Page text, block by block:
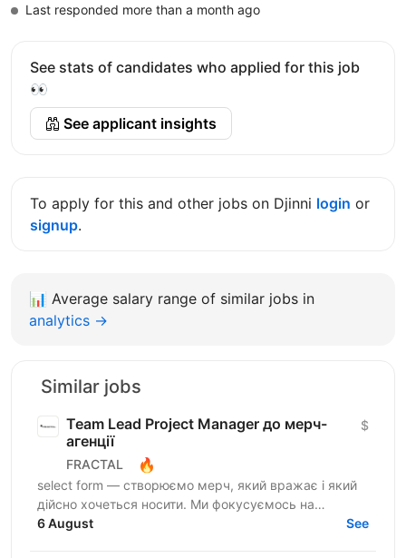
Last responded more than a month ago
See stats of candidates who applied for this job
👀
See applicant insights
To apply for this and other jobs on Djinni login or
signup.
📊 Average salary range of similar jobs in
analytics →
Similar jobs
Team Lead Project Manager до мерч-
агенції
FRACTAL 🔥
$
select form — створюємо мерч, який вражає і який
дійсно хочеться носити. Ми фокусуємось на
креативному підході до дизайну брендування та
6 August See